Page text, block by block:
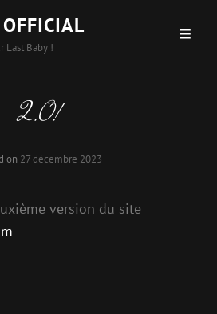
Last Baby !
2.0!
on 27 décembre 2023
version du site